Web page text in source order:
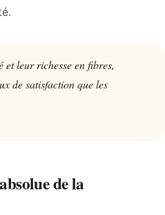
et leur richesse en fibres,
de satisfaction que les
de la